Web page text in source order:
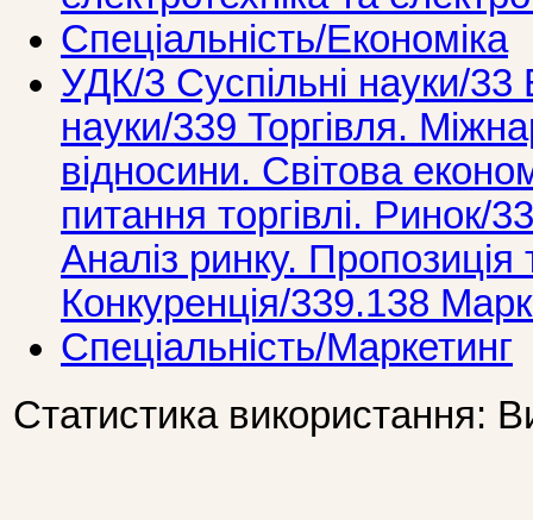
Спеціальність/Економіка
УДК/3 Суспiльнi науки/33
науки/339 Торгiвля.
вiдносини. Свiтова
питання торгiвлi. Ринок/
Аналіз ринку. Пропозиція
Конкуренція/339.138
Спеціальність/Маркетинг
Статистика використання: